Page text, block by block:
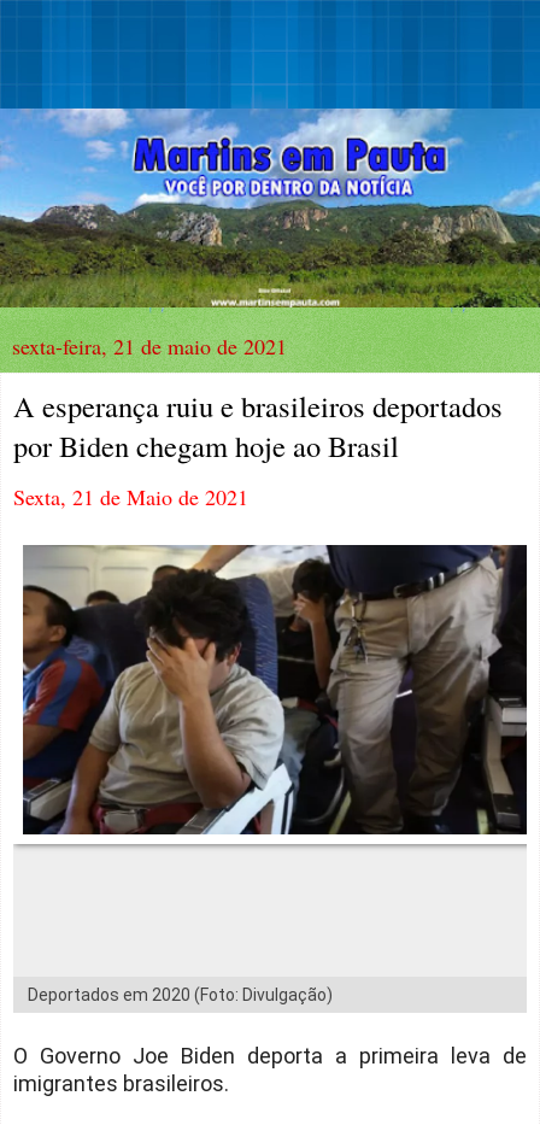
sexta-feira, 21 de maio de 2021
A esperança ruiu e brasileiros deportados
por Biden chegam hoje ao Brasil
Sexta, 21 de Maio de 2021
Deportados em 2020 (Foto: Divulgação)
O Governo Joe Biden deporta a primeira leva de
imigrantes brasileiros.